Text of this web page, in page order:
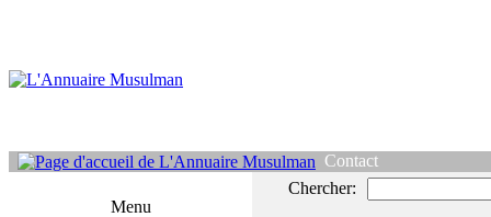
Contact
Menu
Chercher: